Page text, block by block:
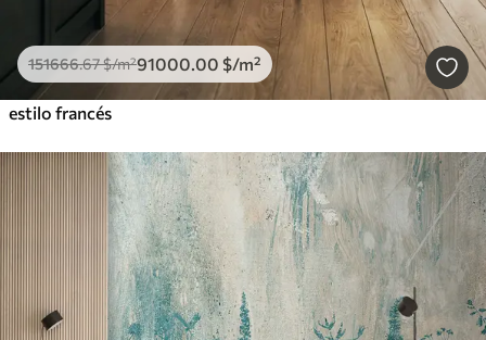
151666.67$/m²91000.00 $/m²
estilo francés